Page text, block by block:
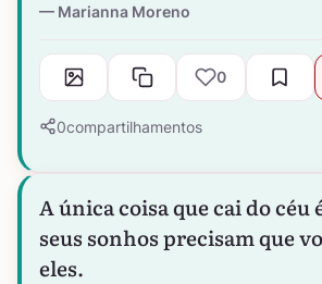
Marianna Moreno
0
0compartilhamentos
A única coisa que cai do céu
seus sonhos precisam que
eles.